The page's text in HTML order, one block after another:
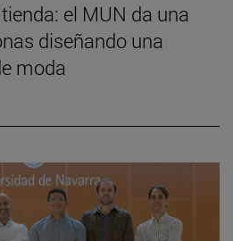
el MUN da una
diseñando una
moda